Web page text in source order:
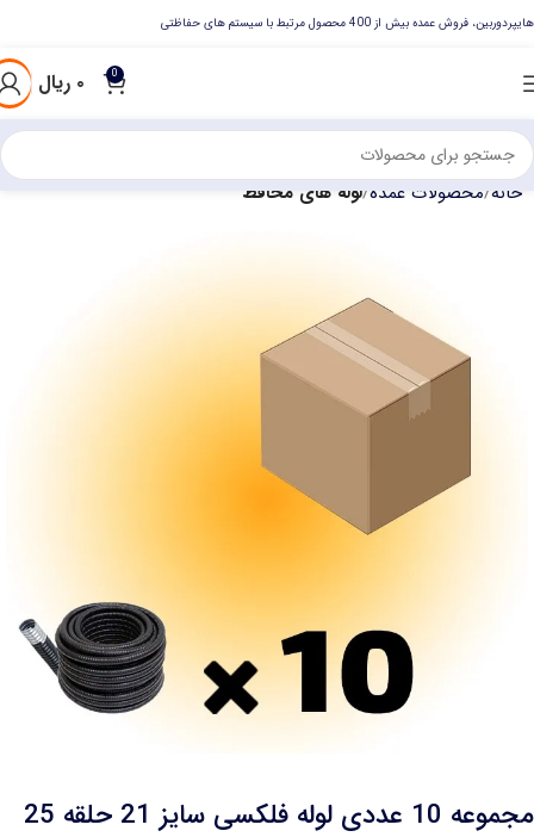
هایپردوربین، فروش عمده بیش از 400 محصول مرتبط با سیستم های حفاظتی
0 ۰ ریال
خانه محصولات عمده لوله های محافظ
مجموعه 10 عددی لوله فلکسی سایز 21 حلقه 25